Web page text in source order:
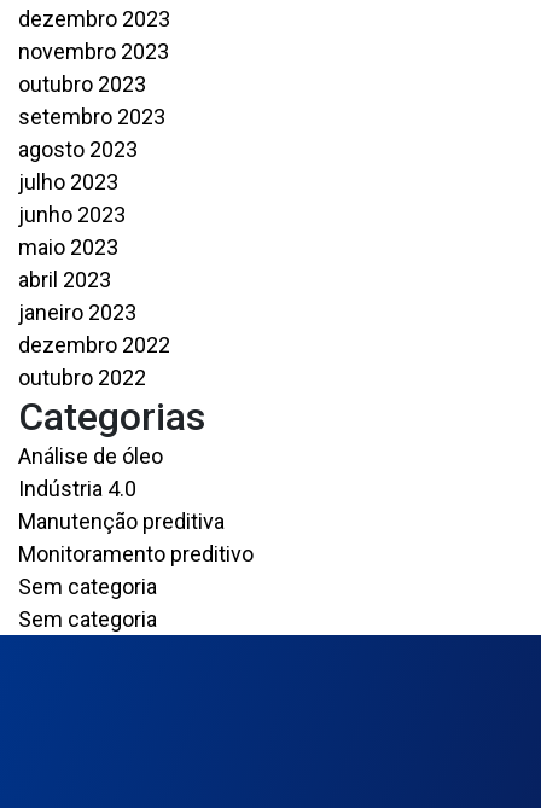
dezembro 2023
novembro 2023
outubro 2023
setembro 2023
agosto 2023
julho 2023
junho 2023
maio 2023
abril 2023
janeiro 2023
dezembro 2022
outubro 2022
Categorias
Análise de óleo
Indústria 4.0
Manutenção preditiva
Monitoramento preditivo
Sem categoria
Sem categoria